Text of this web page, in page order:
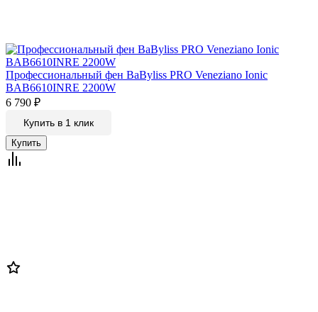
Профессиональный фен BaByliss PRO Veneziano Ionic
BAB6610INRE 2200W
6 790 ₽
Купить в 1 клик